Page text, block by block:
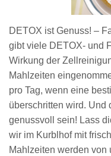
DETOX ist Genuss! –
gibt viele DETOX- und
Wirkung der
Mahlzeiten
pro Tag, wenn eine
überschritten wird. Und
genussvoll sein! Lass
wir im Kurblhof mit
Mahlzeiten werden von